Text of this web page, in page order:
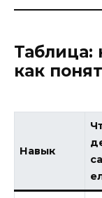
Таблица:
как
Навык